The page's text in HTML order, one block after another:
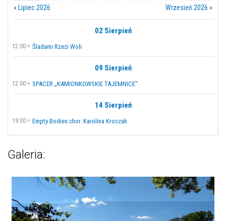
« Lipiec 2026
Wrzesień 2026 »
02 Sierpień
12:00 Śladami Rzezi Woli
09 Sierpień
12:00 SPACER „KAMIONKOWSKIE TAJEMNICE”
14 Sierpień
19:30 Empty Bodies chor. Karolina Kroczak
Galeria: